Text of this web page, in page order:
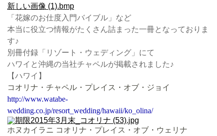
ワタベウェディングサービ
新しい画像 (1).bmp
「花嫁のお仕度入門バイブル」など
本当に役立つ情報がたくさん詰まった一冊となっておりま
す♪
別冊付録「リゾート・ウェディング」にて
ハワイと沖縄の当社チャペルが掲載されました♪
【ハワイ】
コオリナ・チャペル・プレイス・オブ・ジョイ
http://www.watabe-
wedding.co.jp/resort_wedding/hawaii/ko_olina/
ホヌカイラニ コオリナ・プレイス・オブ・ウェリナ